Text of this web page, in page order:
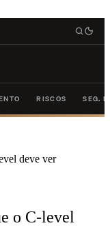
RISCOS SEG.
deve ver
o C-level